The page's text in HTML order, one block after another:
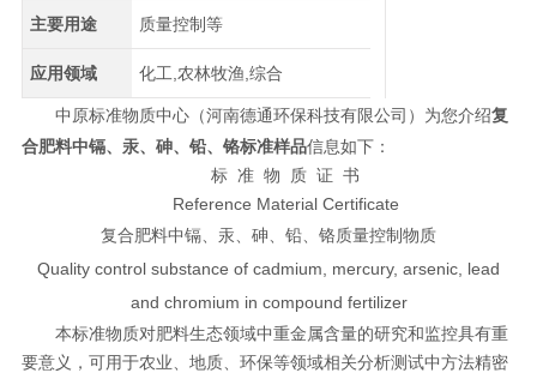
主要用途 质量控制等
应用领域 化工,农林牧渔,综合
中原标准物质中心（河南德通环保科技有限公司） 为您介绍复
合肥料中镉、汞、砷、铅、铬标准样品信息如下：
标 准 物 质 证 书
Reference Material Certificate
复合肥料中镉、汞、砷、铅、铬质量控制物质
Quality control substance of cadmium, mercury, arsenic, lead
and chromium in compound fertilizer
本标准物质对肥料生态领域中重金属含量的研究和监控具有重
要意义，可用于农业、地质、环保等领域相关分析测试中方法精密